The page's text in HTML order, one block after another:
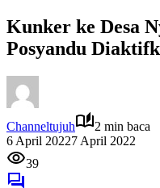
Kunker ke Desa
Posyandu
Channeltujuh
2 min baca
6 April 20227 April 2022
39